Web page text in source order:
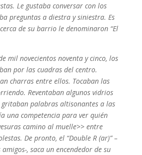
Le gustaba conversar con los
preguntas a diestra y siniestra. Es
de su barrio le denominaron “El
mil novecientos noventa y cinco, los
por las cuadras del centro.
charras entre ellos. Tocaban las
Reventaban algunos vidrios
gritaban palabras altisonantes a las
una competencia para ver quién
camino al muelle>> entre
De pronto, el “Double R (ar)” –
, saca un encendedor de su